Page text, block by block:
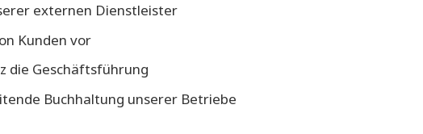
externen Dienstleister
Kunden vor
die Geschäftsführung
Buchhaltung unserer Betriebe